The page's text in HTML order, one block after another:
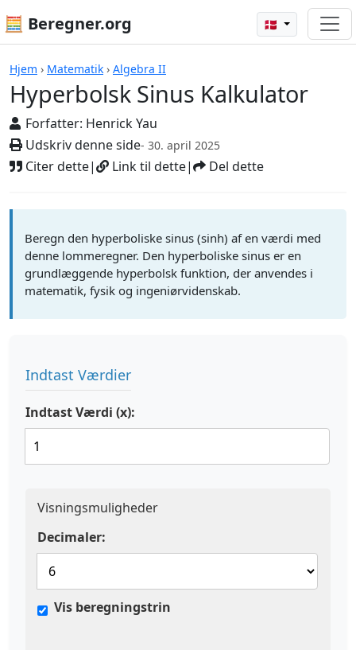
🧮 Beregner.org 🇩🇰
Hjem › Matematik › Algebra II
Hyperbolsk Sinus Kalkulator
Forfatter: Henrick Yau
Udskriv denne side- 30. april 2025
Citer dette| Link til dette| Del dette
Beregnere
Beregn den hyperboliske sinus (sinh) af en værdi med
denne lommeregner. Den hyperboliske sinus er en
grundlæggende hyperbolsk funktion, der anvendes i
matematik, fysik og ingeniørvidenskab.
Indtast Værdier
Indtast Værdi (x):
Visningsmuligheder
Decimaler:
Vis beregningstrin